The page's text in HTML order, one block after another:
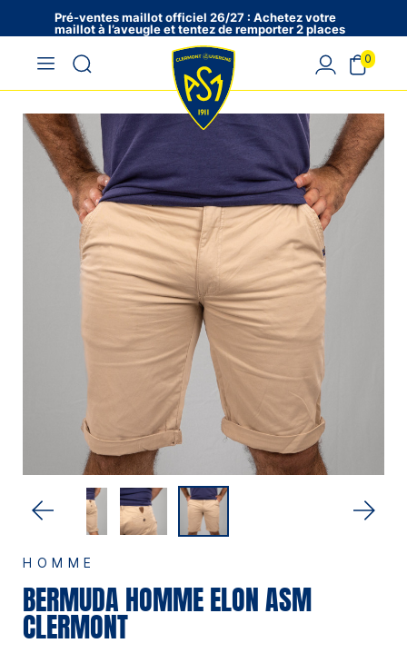
Pré-ventes maillot officiel 26/27 : Achetez votre
maillot à l’aveugle et tentez de remporter 2 places
en VIP !
HOMME
BERMUDA HOMME ELON ASM
CLERMONT
0